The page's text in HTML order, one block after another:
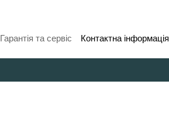
Гарантія та сервіс Контактна інформація